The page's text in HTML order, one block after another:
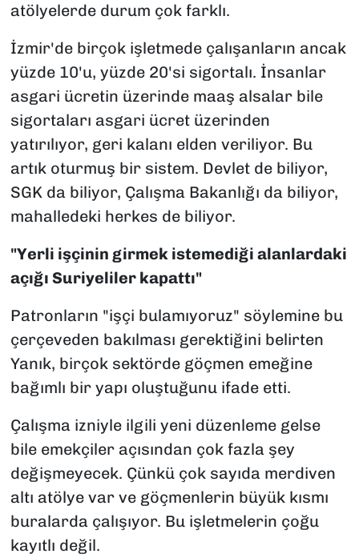
atölyelerde durum çok farklı.
İzmir'de birçok işletmede çalışanların ancak
yüzde 10'u, yüzde 20'si sigortalı. İnsanlar
asgari ücretin üzerinde maaş alsalar bile
sigortaları asgari ücret üzerinden
yatırılıyor, geri kalanı elden veriliyor. Bu
artık oturmuş bir sistem. Devlet de biliyor,
SGK da biliyor, Çalışma Bakanlığı da biliyor,
mahalledeki herkes de biliyor.
"Yerli işçinin girmek istemediği alanlardaki
açığı Suriyeliler kapattı"
Patronların "işçi bulamıyoruz" söylemine bu
çerçeveden bakılması gerektiğini belirten
Yanık, birçok sektörde göçmen emeğine
bağımlı bir yapı oluştuğunu ifade etti.
Çalışma izniyle ilgili yeni düzenleme gelse
bile emekçiler açısından çok fazla şey
değişmeyecek. Çünkü çok sayıda merdiven
altı atölye var ve göçmenlerin büyük kısmı
buralarda çalışıyor. Bu işletmelerin çoğu
kayıtlı değil.